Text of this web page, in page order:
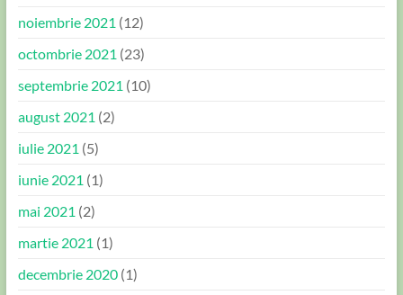
noiembrie 2021 (12)
octombrie 2021 (23)
septembrie 2021 (10)
august 2021 (2)
iulie 2021 (5)
iunie 2021 (1)
mai 2021 (2)
martie 2021 (1)
decembrie 2020(1)